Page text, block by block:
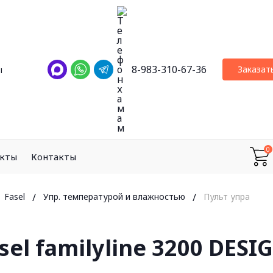
8-983-310-67-36
Контакты
0
Fasel / Упр. температурой и влажностью / Пульт
familyline 3200